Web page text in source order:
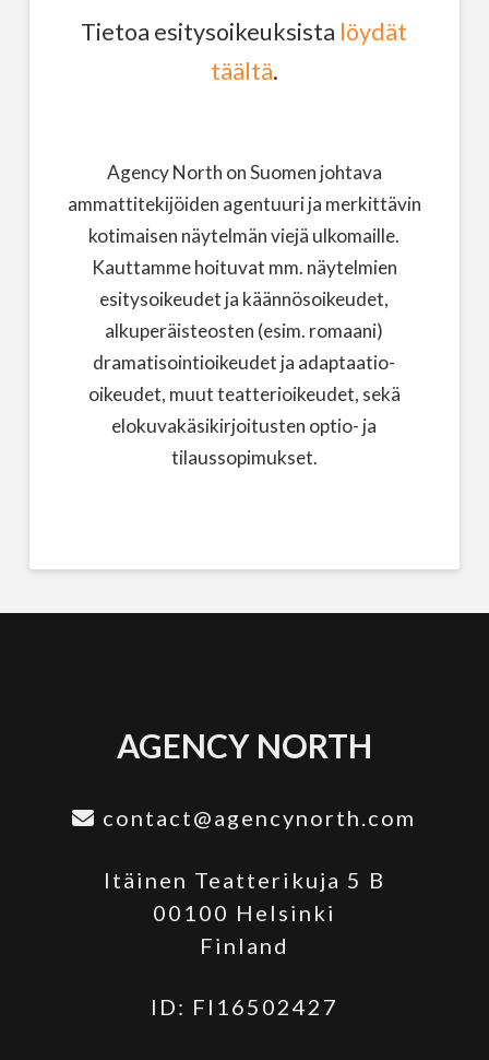
Tietoa esitysoikeuksista löydät
täältä.
Agency North on Suomen johtava
ammattitekijöiden agentuuri ja merkittävin
kotimaisen näytelmän viejä ulkomaille.
Kauttamme hoituvat mm. näytelmien
esitysoikeudet ja käännösoikeudet,
alkuperäisteosten (esim. romaani)
dramatisointioikeudet ja adaptaatio-
oikeudet, muut teatterioikeudet, sekä
elokuvakäsikirjoitusten optio- ja
tilaussopimukset.
AGENCY NORTH
contact@agencynorth.com
Itäinen Teatterikuja 5 B
00100 Helsinki
Finland
ID: FI16502427